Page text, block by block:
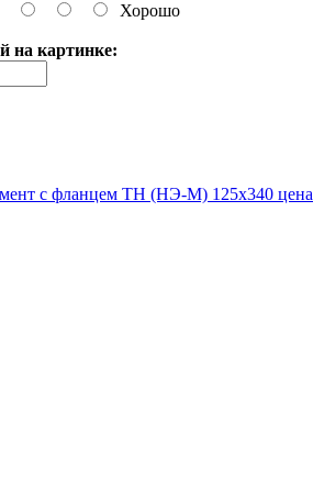
Хорошо
на картинке:
с фланцем ТН (НЭ-М) 125х340 цена